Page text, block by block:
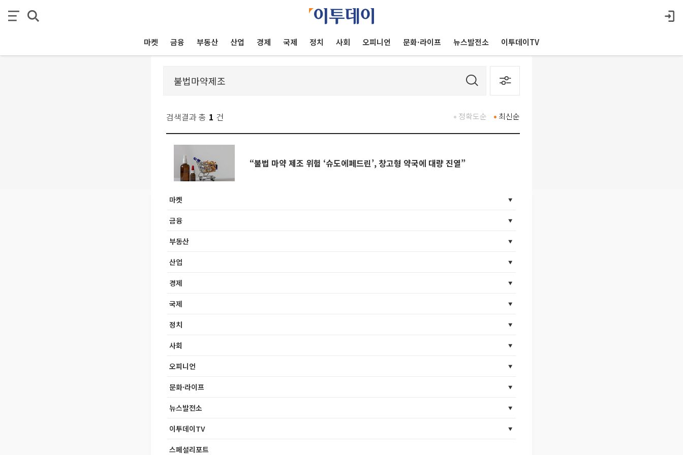
마켓 금융 부동산 산업 경제 국제 정치 사회 오피니언 문화·라이프 뉴스발전소 이투데이TV
검색결과 총 1 건 최신순
정확도순
“불법 마약 제조 위험 ‘슈도에페드린’, 창고형 약국에 대량 진열”
마켓
금융
부동산
산업
경제
국제
정치
사회
오피니언
문화·라이프
뉴스발전소
이투데이TV
스페셜리포트